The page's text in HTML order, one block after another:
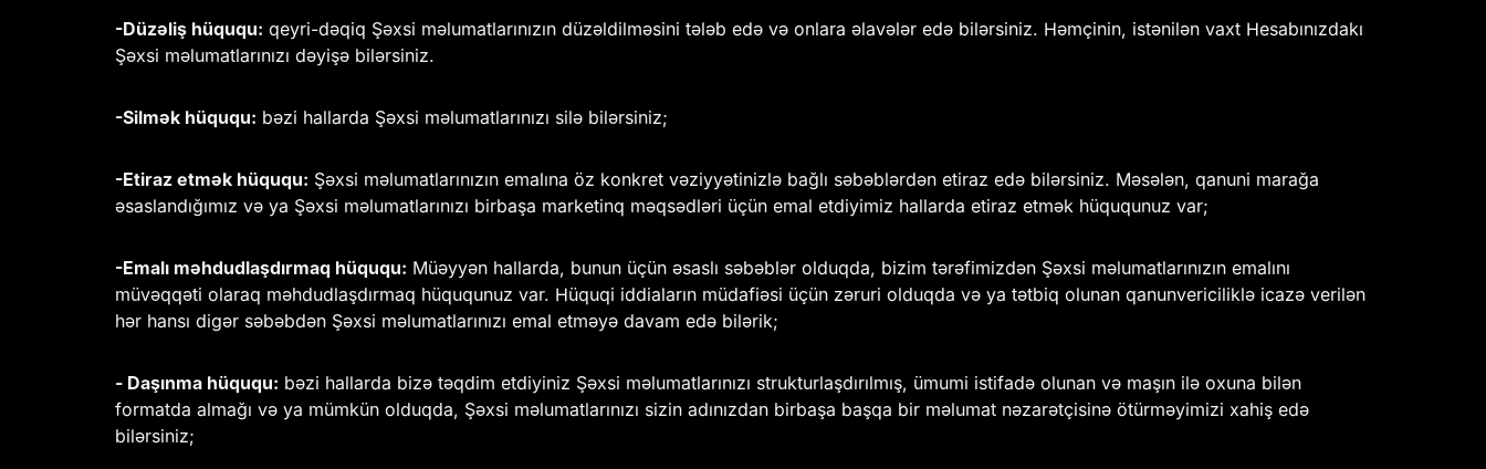
-Düzəliş hüququ: qeyri-dəqiq Şəxsi məlumatlarınızın düzəldilməsini tələb edə və onlara əlavələr edə bilərsiniz. Həmçinin, istənilən vaxt Hesabınızdakı
Şəxsi məlumatlarınızı dəyişə bilərsiniz.
-Silmək hüququ: bəzi hallarda Şəxsi məlumatlarınızı silə bilərsiniz;
-Etiraz etmək hüququ: Şəxsi məlumatlarınızın emalına öz konkret vəziyyətinizlə bağlı səbəblərdən etiraz edə bilərsiniz. Məsələn, qanuni marağa
əsaslandığımız və ya Şəxsi məlumatlarınızı birbaşa marketinq məqsədləri üçün emal etdiyimiz hallarda etiraz etmək hüququnuz var;
-Emalı məhdudlaşdırmaq hüququ: Müəyyən hallarda, bunun üçün əsaslı səbəblər olduqda, bizim tərəfimizdən Şəxsi məlumatlarınızın emalını
müvəqqəti olaraq məhdudlaşdırmaq hüququnuz var. Hüquqi iddiaların müdafiəsi üçün zəruri olduqda və ya tətbiq olunan qanunvericiliklə icazə verilən
hər hansı digər səbəbdən Şəxsi məlumatlarınızı emal etməyə davam edə bilərik;
- Daşınma hüququ: bəzi hallarda bizə təqdim etdiyiniz Şəxsi məlumatlarınızı strukturlaşdırılmış, ümumi istifadə olunan və maşın ilə oxuna bilən
formatda almağı və ya mümkün olduqda, Şəxsi məlumatlarınızı sizin adınızdan birbaşa başqa bir məlumat nəzarətçisinə ötürməyimizi xahiş edə
bilərsiniz;